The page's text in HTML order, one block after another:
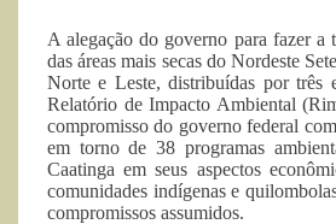
A alegação do governo para fazer a
das áreas mais secas do Nordeste
Norte e Leste, distribuídas por três
Relatório de Impacto Ambiental
compromisso do governo federal
em torno de 38 programas
Caatinga em seus aspectos
comunidades indígenas e
compromissos assumidos.